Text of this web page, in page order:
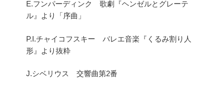
E.フンパーディンク 歌劇『ヘンゼルとグレーテ
ル』より「序曲」
P.I.チャイコフスキー バレエ音楽『くるみ割り人
形』より抜粋
J.シベリウス 交響曲第2番